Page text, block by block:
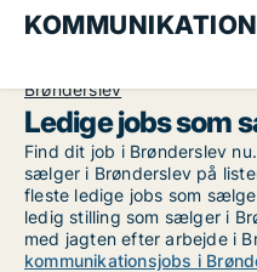
Brønderslev
Ledige jobs som
Find dit job i Brønderslev
sælger i Brønderslev på
fleste ledige jobs som
ledig stilling som sælger i
med jagten efter arbejde i
kommunikationsjobs i